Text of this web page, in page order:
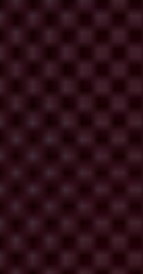
to you